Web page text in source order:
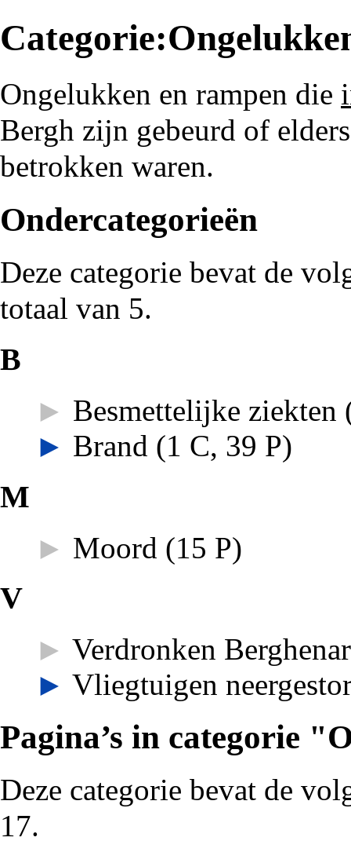
Ongelukken en rampen die
Bergh zijn gebeurd of
betrokken waren.
Ondercategorieën
Deze categorie bevat de
totaal van 5.
B
► Besmettelijke ziekten
► Brand (1 C, 39 P)
M
► Moord (15 P)
V
► Verdronken
► Vliegtuigen
Pagina’s in categorie
Deze categorie bevat de
17.